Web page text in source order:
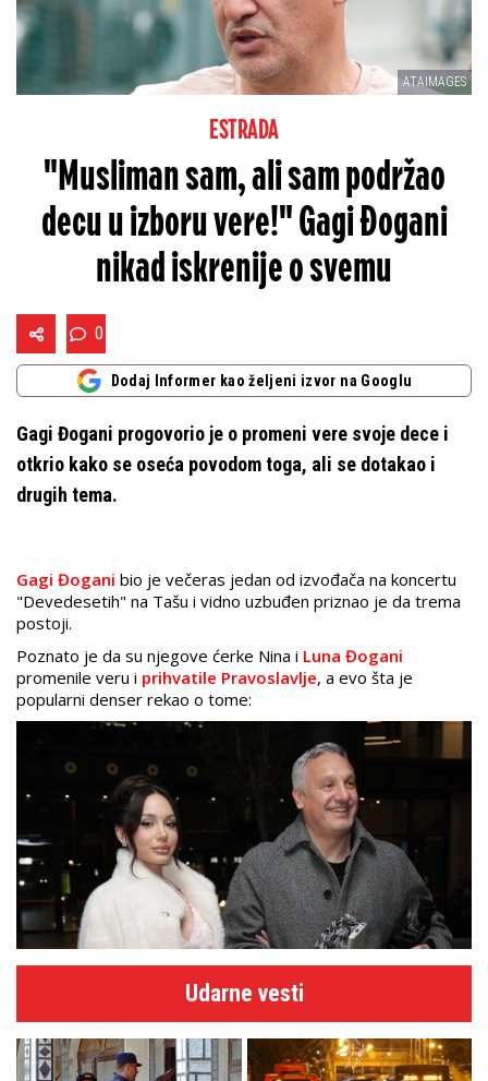
ATAIMAGES
ESTRADA
"Musliman sam, ali sam podržao
decu u izboru vere!" Gagi Đogani
nikad iskrenije o svemu
0
Dodaj Informer kao željeni izvor na Googlu
Gagi Đogani progovorio je o promeni vere svoje dece i
otkrio kako se oseća povodom toga, ali se dotakao i
drugih tema.
Gagi Đogani bio je večeras jedan od izvođača na koncertu
"Devedesetih" na Tašu i vidno uzbuđen priznao je da trema
postoji.
Poznato je da su njegove ćerke Nina i Luna Đogani
promenile veru i prihvatile Pravoslavlje, a evo šta je
popularni denser rekao o tome:
Udarne vesti